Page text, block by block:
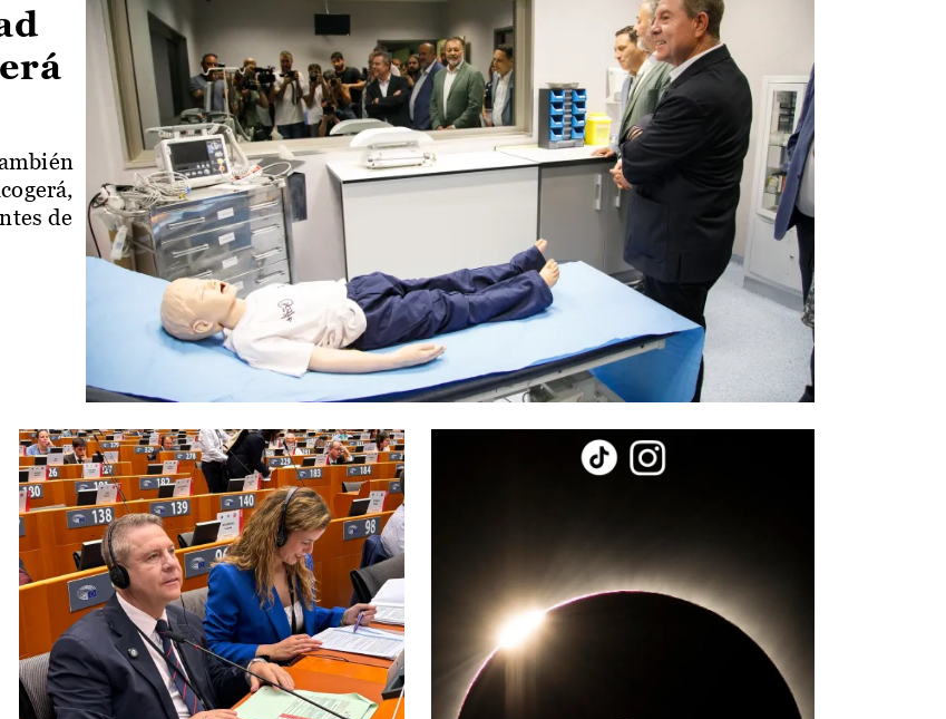
de